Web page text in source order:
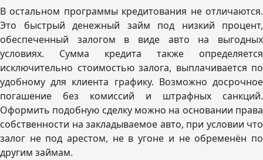
В остальном программы кредитования не отличаются.
Это быстрый денежный займ под низкий процент,
обеспеченный залогом в виде авто на выгодных
условиях. Сумма кредита также определяется
исключительно стоимостью залога, выплачивается по
удобному для клиента графику. Возможно досрочное
погашение без комиссий и штрафных санкций.
Оформить подобную сделку можно на основании права
собственности на закладываемое авто, при условии что
залог не под арестом, не в угоне и не обременён по
другим займам.